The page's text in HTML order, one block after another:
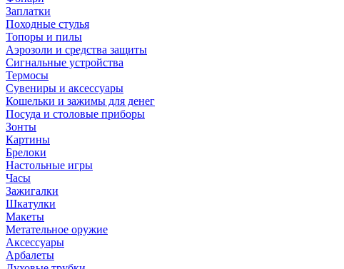
Заплатки
Походные стулья
Топоры и пилы
Аэрозоли и средства защиты
Сигнальные устройства
Термосы
Сувениры и аксессуары
Кошельки и зажимы для денег
Посуда и столовые приборы
Зонты
Картины
Брелоки
Настольные игры
Часы
Зажигалки
Шкатулки
Макеты
Метательное оружие
Аксессуары
Арбалеты